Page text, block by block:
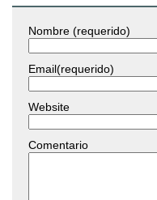
Nombre (requerido)
Email(requerido)
Website
Comentario